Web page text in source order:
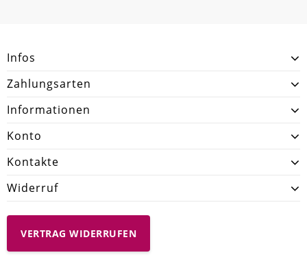
Infos
Zahlungsarten
Informationen
Konto
Kontakte
Widerruf
VERTRAG WIDERRUFEN